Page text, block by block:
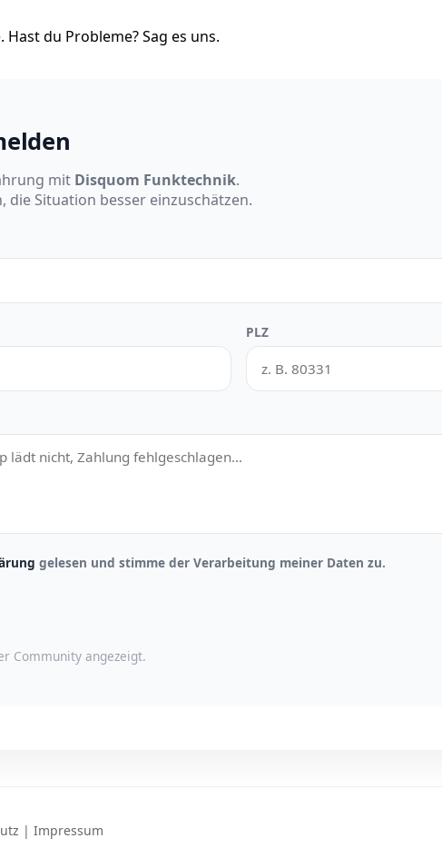
du Probleme? Sag es uns.
mit Disquom Funktechnik.
Situation besser einzuschätzen.
PLZ
gelesen und stimme der Verarbeitung meiner Daten zu.
Community angezeigt.
| Impressum